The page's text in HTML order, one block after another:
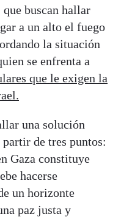
buscan hallar
a un alto el fuego
la situación
se enfrenta a
que le exigen la
una solución
de tres puntos:
Gaza constituye
hacerse
un horizonte
paz justa y